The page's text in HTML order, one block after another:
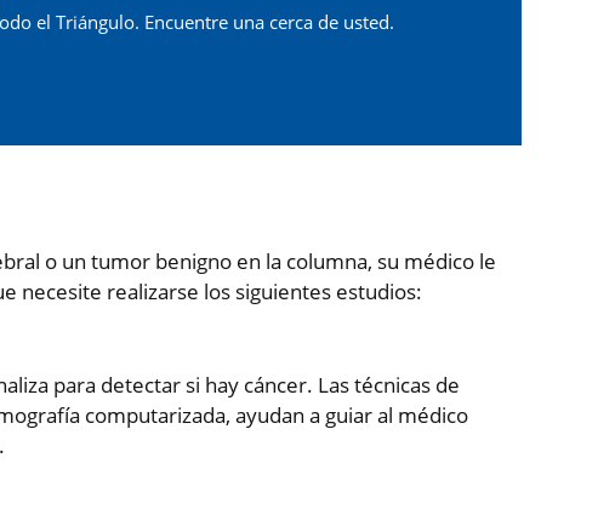
el Triángulo. Encuentre una cerca de usted.
o un tumor benigno en la columna, su médico le
necesite realizarse los siguientes estudios:
para detectar si hay cáncer. Las técnicas de
computarizada, ayudan a guiar al médico